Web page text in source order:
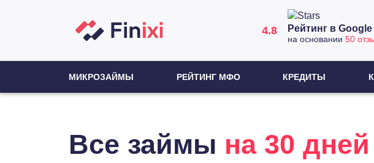
4.8 Рейтинг в Google
на основании 50
МИКРОЗАЙМЫ РЕЙТИНГ МФО КРЕДИТЫ
Все займы на 30 дней